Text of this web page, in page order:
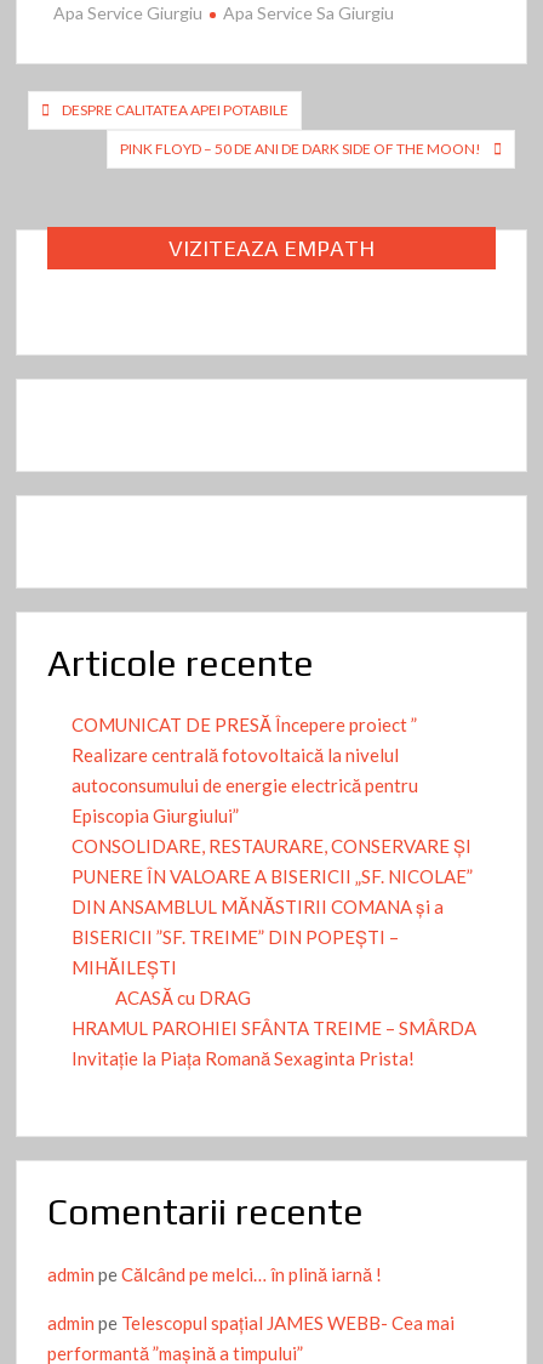
e
b
o
to
d
o
n
ai
l
ta
je
az
ă
Apa Service Giurgiu Apa Service Sa Giurgiu
Navigare
DESPRE CALITATEA APEI POTABILE
PINK FLOYD – 50 DE ANI DE DARK SIDE OF THE MOON!
VIZITEAZA EMPATH
Articole recente
COMUNICAT DE PRESĂ Începere proiect ”
Realizare centrală fotovoltaică la nivelul
autoconsumului de energie electrică pentru
Episcopia Giurgiului”
CONSOLIDARE, RESTAURARE, CONSERVARE ȘI
PUNERE ÎN VALOARE A BISERICII „SF. NICOLAE”
DIN ANSAMBLUL MĂNĂSTIRII COMANA și a
BISERICII ”SF. TREIME” DIN POPEȘTI –
MIHĂILEȘTI
ACASĂ cu DRAG
HRAMUL PAROHIEI SFÂNTA TREIME – SMÂRDA
Invitație la Piața Romană Sexaginta Prista!
Comentarii recente
admin peCălcând pe melci… în plină iarnă !
admin pe Telescopul spațial JAMES WEBB- Cea mai
performantă ”mașină a timpului”